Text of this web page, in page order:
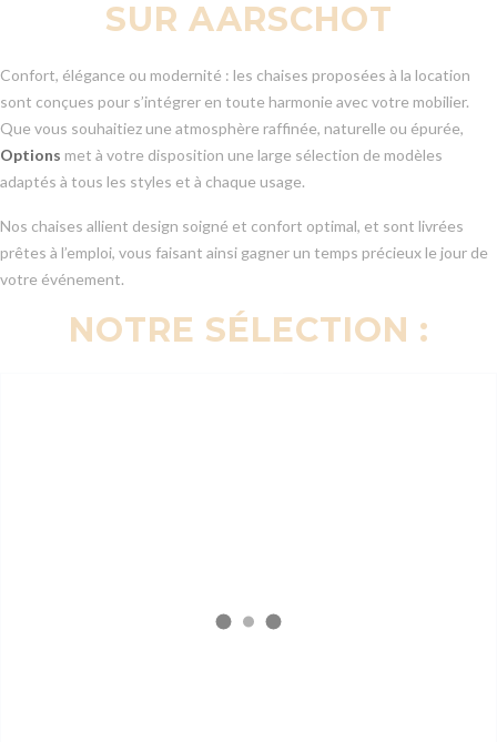
SUR AARSCHOT
Confort, élégance ou modernité : les chaises proposées à la location
sont conçues pour s’intégrer en toute harmonie avec votre mobilier.
Que vous souhaitiez une atmosphère raffinée, naturelle ou épurée,
Options met à votre disposition une large sélection de modèles
adaptés à tous les styles et à chaque usage.
Nos chaises allient design soigné et confort optimal, et sont livrées
prêtes à l’emploi, vous faisant ainsi gagner un temps précieux le jour de
votre événement.
NOTRE SÉLECTION :